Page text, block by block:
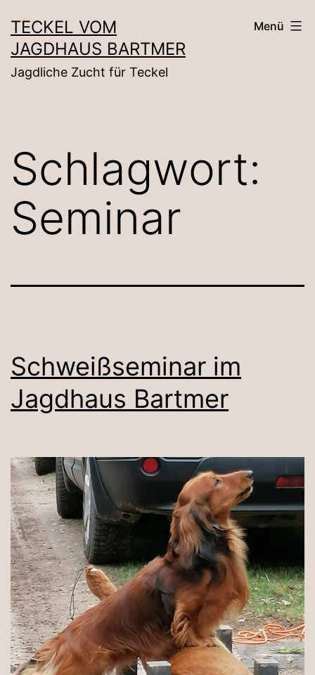
Inhalt
springen
TECKEL VOM
JAGDHAUS BARTMER
Jagdliche Zucht für Teckel
Menü
Schlagwort:
Seminar
Schweißseminar im
Jagdhaus Bartmer